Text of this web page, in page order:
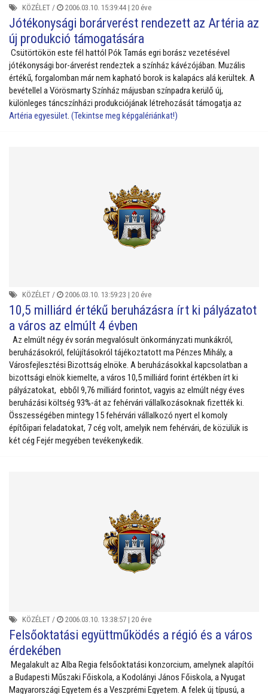
KÖZÉLET / 2006.03.10. 15:39:44 | 20 éve
Jótékonysági borárverést rendezett az Artéria az
új produkció támogatására
Csütörtökön este fél hattól Pók Tamás egri borász vezetésével
jótékonysági bor-árverést rendeztek a színház kávézójában. Muzális
értékű, forgalomban már nem kapható borok is kalapács alá kerültek. A
bevétellel a Vörösmarty Színház májusban színpadra kerülő új,
különleges táncszínházi produkciójának létrehozását támogatja az
Artéria egyesület. (Tekintse meg képgalériánkat!)
KÖZÉLET / 2006.03.10. 13:59:23 | 20 éve
10,5 milliárd értékű beruházásra írt ki pályázatot
a város az elmúlt 4 évben
Az elmúlt négy év során megvalósult önkormányzati munkákról,
beruházásokról, felújításokról tájékoztatott ma Pénzes Mihály, a
Városfejlesztési Bizottság elnöke. A beruházásokkal kapcsolatban a
bizottsági elnök kiemelte, a város 10,5 milliárd forint értékben írt ki
pályázatokat, ebből 9,76 milliárd forintot, vagyis az elmúlt négy éves
beruházási költség 93%-át az fehérvári vállalkozásoknak fizették ki.
Összességében mintegy 15 fehérvári vállalkozó nyert el komoly
építőipari feladatokat, 7 cég volt, amelyik nem fehérvári, de közülük is
két cég Fejér megyében tevékenykedik.
KÖZÉLET / 2006.03.10. 13:38:57 | 20 éve
Felsőoktatási együttműködés a régió és a város
érdekében
Megalakult az Alba Regia felsőoktatási konzorcium, amelynek alapítói
a Budapesti Műszaki Főiskola, a Kodolányi János Főiskola, a Nyugat
Magyarországi Egyetem és a Veszprémi Egyetem. A felek új típusú, a